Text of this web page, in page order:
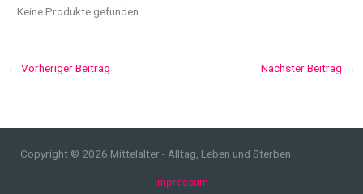
Keine Produkte gefunden.
← Vorheriger Beitrag Nächster Beitrag →
Copyright © 2026 Mittelalter - Alltag, Leben und Sterben
Impressum